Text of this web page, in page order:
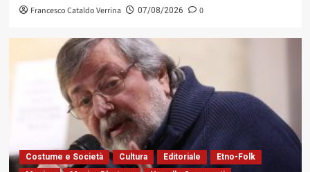
Francesco Cataldo Verrina 07/08/2026 0
Costume e Società Cultura Editoriale
Etno-Folk